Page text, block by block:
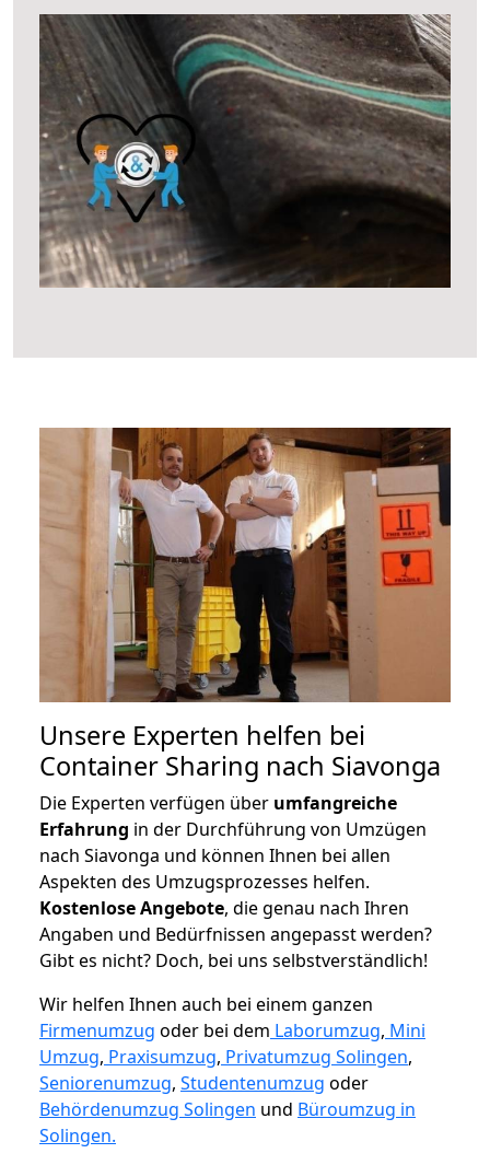
Unsere Experten helfen bei
Container Sharing nach Siavonga
Die Experten verfügen über umfangreiche
Erfahrung in der Durchführung von Umzügen
nach Siavonga und können Ihnen bei allen
Aspekten des Umzugsprozesses helfen.
Kostenlose Angebote, die genau nach Ihren
Angaben und Bedürfnissen angepasst werden?
Gibt es nicht? Doch, bei uns selbstverständlich!
Wir helfen Ihnen auch bei einem ganzen
Firmenumzug oder bei dem Laborumzug, Mini
Umzug, Praxisumzug, Privatumzug Solingen,
Seniorenumzug, Studentenumzug oder
Behördenumzug Solingen und Büroumzug in
Solingen.